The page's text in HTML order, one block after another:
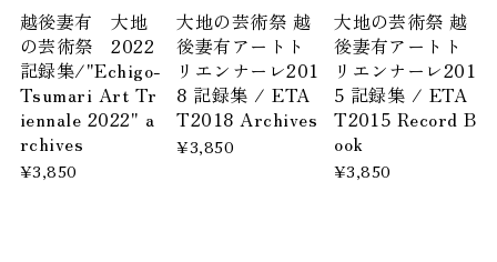
越後妻有 大地
の芸術祭 2022
記録集/"Echigo-
Tsumari Art Tr
iennale 2022" a
rchives
¥3,850
大地の芸術祭 越
後妻有アートト
リエンナーレ201
8 記録集 / ETA
T2018 Archives
¥3,850
大地の芸術祭 越
後妻有アートト
リエンナーレ201
5 記録集 / ETA
T2015 Record B
ook
¥3,850